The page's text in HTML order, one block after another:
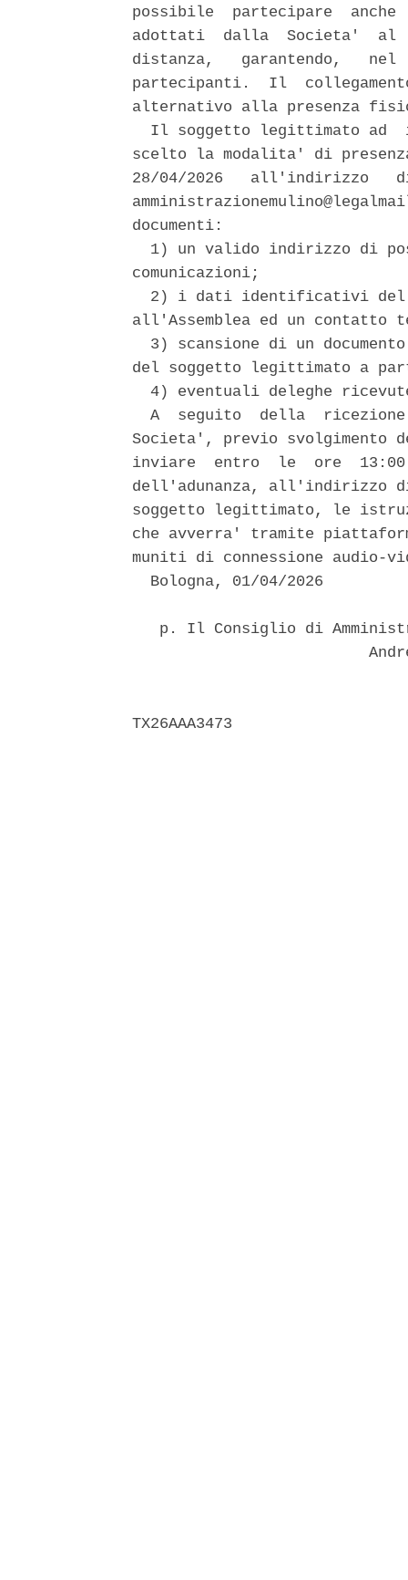
possibile  partecipare  anche
adottati  dalla  Societa'
distanza,   garantendo,
partecipanti.  Il
alternativo alla presenza
Il soggetto legittimato ad
scelto la modalita' di
28/04/2026   all'indirizzo
documenti:
1) un valido indirizzo di
comunicazioni;
2) i dati identificativi
all'Assemblea ed un
3) scansione di un
del soggetto legittimato a
4) eventuali deleghe
A  seguito  della
Societa', previo svolgimento
inviare  entro  le  ore
dell'adunanza, all'indirizzo
soggetto legittimato, le
che avverra' tramite
muniti di connessione audio-
  Bologna, 01/04/2026
p. Il Consiglio di